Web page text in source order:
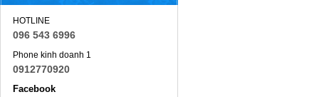
HOTLINE
096 543 6996
Phone kinh doanh 1
0912770920
Facebook